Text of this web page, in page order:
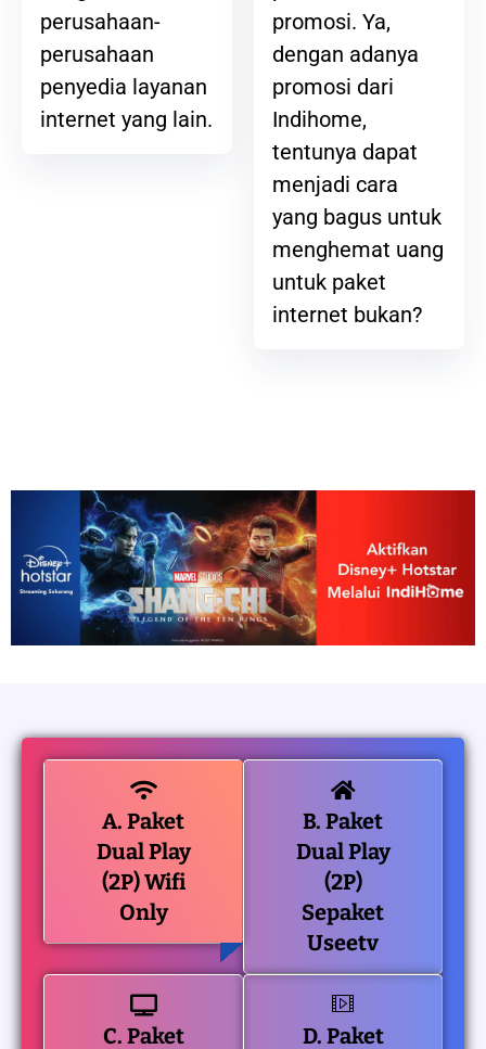
perusahaan-
perusahaan
penyedia layanan
internet yang lain.
promosi. Ya,
dengan adanya
promosi dari
Indihome,
tentunya dapat
menjadi cara
yang bagus untuk
menghemat uang
untuk paket
internet bukan?
A. Paket
Dual Play
(2P) Wifi
Only
B. Paket
Dual Play
(2P)
Sepaket
Useetv
C. Paket D. Paket